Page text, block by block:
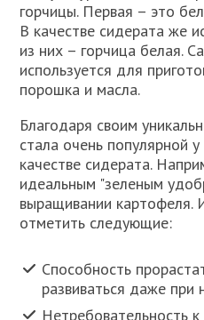
горчицы. Первая – это
В качестве сидерата же
из них – горчица белая.
используется для
порошка и масла.
Благодаря своим
стала очень популярной
качестве сидерата.
идеальным "зеленым
выращивании картофеля.
отметить следующие:
Способность
развиваться даже при
Нетребовательность